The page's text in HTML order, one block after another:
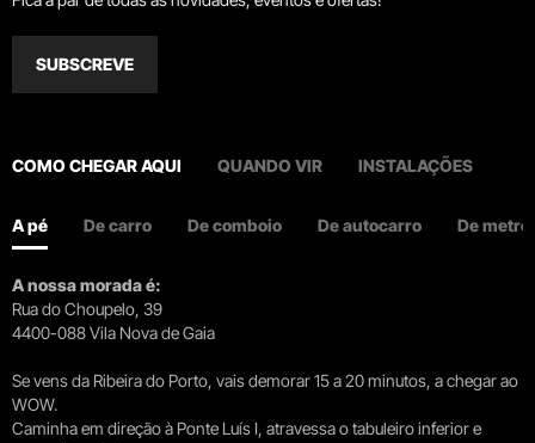
SUBSCREVE
COMO CHEGAR AQUI QUANDO VIR INSTALAÇÕES
A pé De carro De comboio De autocarro De metro
A nossa morada é:
Rua do Choupelo, 39
4400-088 Vila Nova de Gaia
Se vens da Ribeira do Porto, vais demorar 15 a 20 minutos, a chegar ao
WOW.
Caminha em direção à Ponte Luís I, atravessa o tabuleiro inferior e